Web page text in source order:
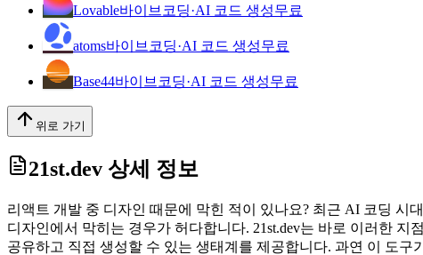
Lovable바이브코딩·AI 코드 생성무료
atoms바이브코딩·AI 코드 생성무료
Base44바이브코딩·AI 코드 생성무료
위로 가기
21st.dev 상세 정보
리액트 개발 중 디자인 때문에 막힌 적이 있나요? 최근 AI 코딩 시
디자인에서 막히는 경우가 허다합니다. 21st.dev는 바로 이러한
공유하고 직접 생성할 수 있는 생태계를 제공합니다. 과연 이 도